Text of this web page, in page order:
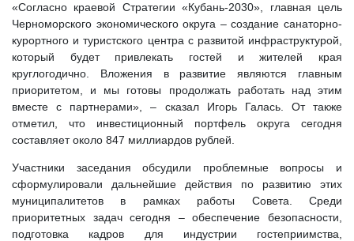
«Согласно краевой Стратегии «Кубань-2030», главная цель
Черноморского экономического округа – создание санаторно-
курортного и туристского центра с развитой инфраструктурой,
который будет привлекать гостей и жителей края
круглогодично. Вложения в развитие являются главным
приоритетом, и мы готовы продолжать работать над этим
вместе с партнерами», – сказал Игорь Галась. От также
отметил, что инвестиционный портфель округа сегодня
составляет около 847 миллиардов рублей.
Участники заседания обсудили проблемные вопросы и
сформулировали дальнейшие действия по развитию этих
муниципалитетов в рамках работы Совета. Среди
приоритетных задач сегодня – обеспечение безопасности,
подготовка кадров для индустрии гостеприимства,